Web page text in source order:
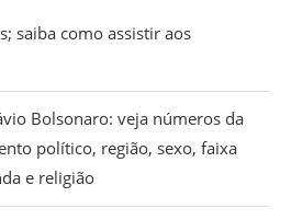
saiba como assistir aos
Bolsonaro: veja números da
político, região, sexo, faixa
e religião